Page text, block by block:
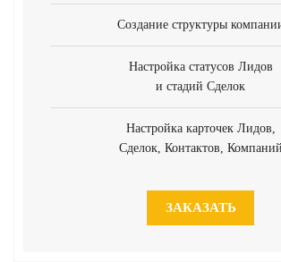
Создание структуры
Настройка статусов Лидов
и стадий Сделок
Настройка карточек Лидов,
Сделок, Контактов, Компаний
ЗАКАЗАТЬ